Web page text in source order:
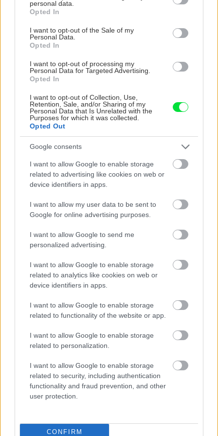
grant or deny consent to Google and its third-party tags to
use your data for below specified purposes in below Google
consent section.
personal data.
Opted In
I want to opt-out of the Sale of my
Personal Data.
Opted In
I want to opt-out of processing my
Personal Data for Targeted Advertising.
Opted In
I want to opt-out of Collection, Use,
Retention, Sale, and/or Sharing of my
Personal Data that Is Unrelated with the
Purposes for which it was collected.
Opted Out
Google consents
I want to allow Google to enable storage
related to advertising like cookies on web or
device identifiers in apps.
I want to allow my user data to be sent to
Google for online advertising purposes.
I want to allow Google to send me
personalized advertising.
I want to allow Google to enable storage
related to analytics like cookies on web or
device identifiers in apps.
I want to allow Google to enable storage
related to functionality of the website or app.
I want to allow Google to enable storage
related to personalization.
I want to allow Google to enable storage
related to security, including authentication
functionality and fraud prevention, and other
user protection.
CONFIRM
motoristom o pol roka skôr
Môj dom
Trvalo to polrok, no oplatilo
celú kúpeľňu prerobili sami,
pôvodný zostal len otvor na
Od typizovanej škôlky k
rekonštrukcia, ktorá mení
pohľad na školské priestory
ulicu v hlavnom meste
čakajú veľké zmeny.
budú viac pre ľudí ako pre
KOMENTÁRE Pridať
VIDEO